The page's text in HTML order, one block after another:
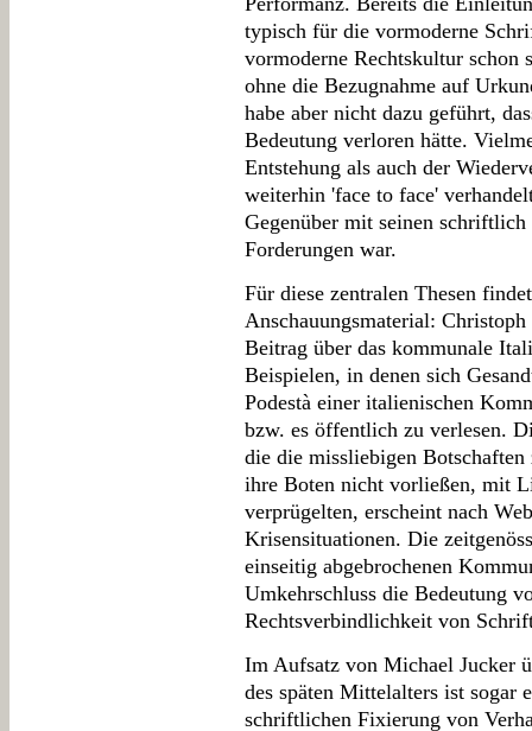
typisch für die vormoderne
vormoderne Rechtskultur
ohne die Bezugnahme auf
habe aber nicht dazu geführt,
Bedeutung verloren hätte.
Entstehung als auch der
weiterhin 'face to face'
Gegenüber mit seinen
Forderungen war.
Für diese zentralen Thesen
Anschauungsmaterial:
Beitrag über das kommunale
Beispielen, in denen sich
Podestà einer italienischen
bzw. es öffentlich zu verlesen.
die die missliebigen
ihre Boten nicht vorließen, mit
verprügelten, erscheint nach
Krisensituationen. Die
einseitig abgebrochenen
Umkehrschluss die Bedeutung
Rechtsverbindlichkeit von
Im Aufsatz von Michael Jucker
des späten Mittelalters ist sogar
schriftlichen Fixierung von